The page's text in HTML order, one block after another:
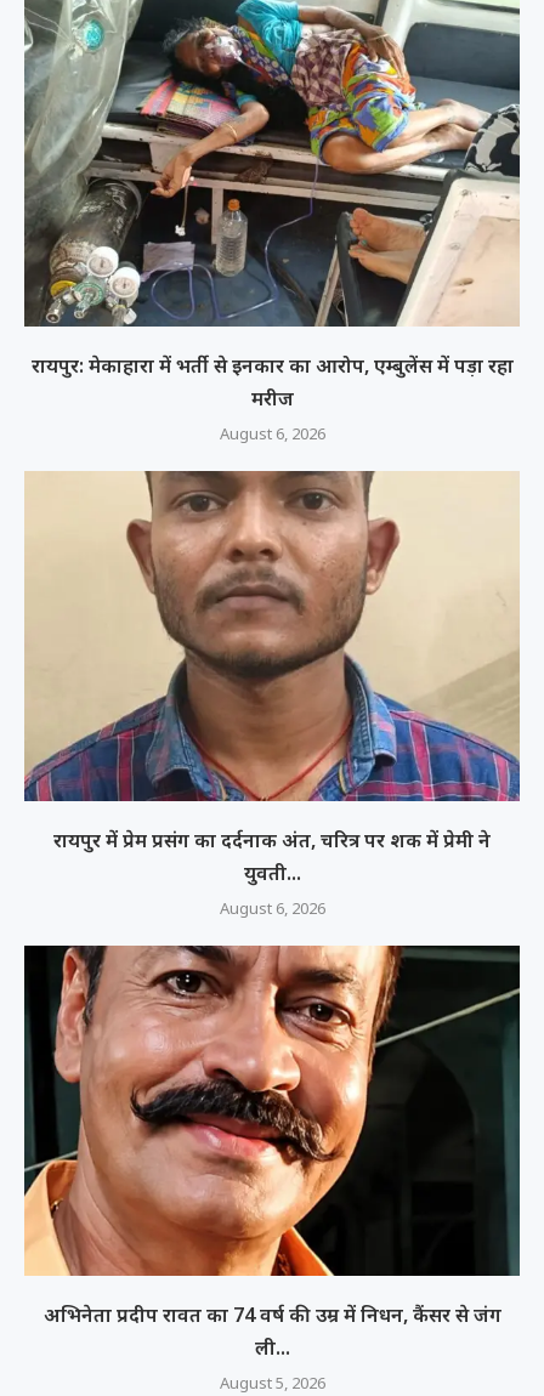
रायपुर: मेकाहारा में भर्ती से इनकार का आरोप, एम्बुलेंस में पड़ा रहा
मरीज
August 6, 2026
रायपुर में प्रेम प्रसंग का दर्दनाक अंत, चरित्र पर शक में प्रेमी ने
युवती...
August 6, 2026
अभिनेता प्रदीप रावत का 74 वर्ष की उम्र में निधन, कैंसर से जंग
ली...
August 5, 2026